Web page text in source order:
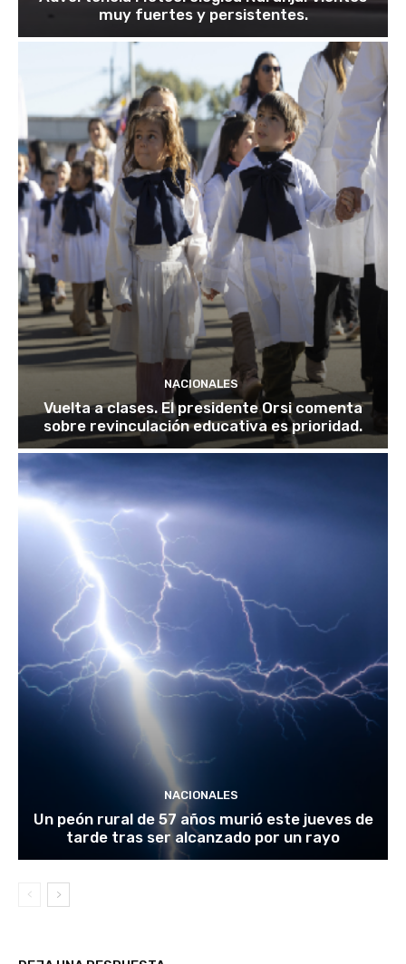
muy fuertes y persistentes.
NACIONALES
Vuelta a clases. El presidente Orsi comenta
sobre revinculación educativa es prioridad.
NACIONALES
Un peón rural de 57 años murió este jueves de
tarde tras ser alcanzado por un rayo